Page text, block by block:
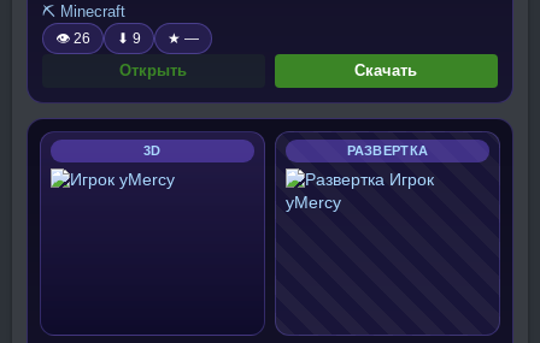
⛏️ Minecraft
👁 26 ⬇ 9 ★ —
Открыть Скачать
3D РАЗВЕРТКА